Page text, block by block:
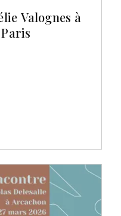
Valognes à